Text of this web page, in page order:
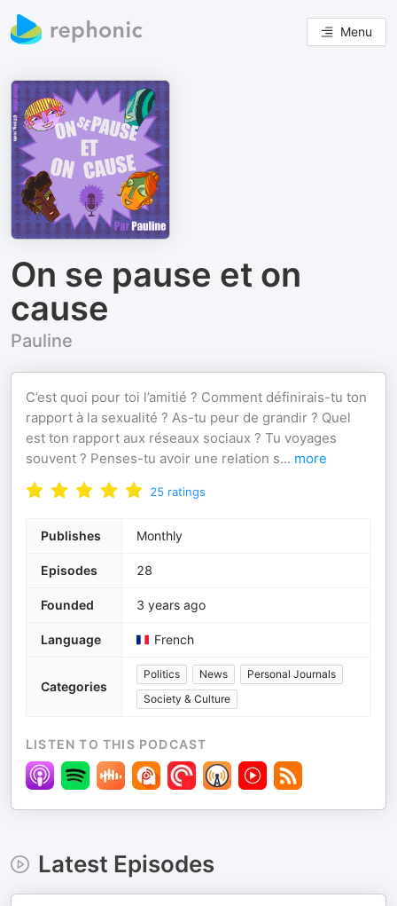
Menu
On se pause et on
cause
Pauline
C’est quoi pour toi l’amitié ? Comment définirais-tu ton
rapport à la sexualité ? As-tu peur de grandir ? Quel
est ton rapport aux réseaux sociaux ? Tu voyages
souvent ? Penses-tu avoir une relation s... more
25 ratings
Publishes Monthly
Episodes 28
Founded 3 years ago
Language French
Categories
Politics News
Personal Journals
Society & Culture
LISTEN TO THIS PODCAST
Latest Episodes